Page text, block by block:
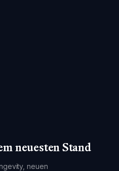
neuesten Stand
neuen